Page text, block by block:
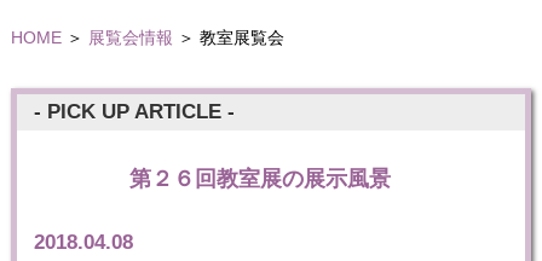
HOME＞ 展覧会情報 ＞ 教室展覧会
- PICK UP ARTICLE -
第２６回教室展の展示風景
2018.04.08